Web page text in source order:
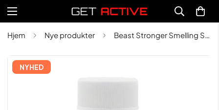
Hjem Nye produkter Beast Stronger Smelling Salts
NYHED